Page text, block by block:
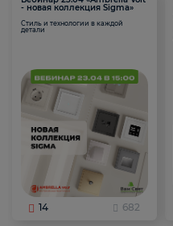
- новая коллекция Sigma»
Стиль и технологии в каждой
детали
14 682